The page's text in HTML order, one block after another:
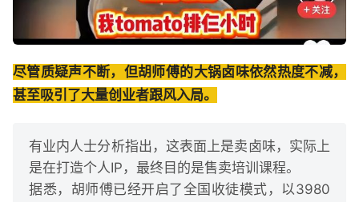
尽管质疑声不断，但胡师傅的大锅卤味依然热度不减，
甚至吸引了大量创业者跟风入局。
有业内人士分析指出，这表面上是卖卤味，实际上
是在打造个人IP，最终目的是售卖培训课程。
据悉，胡师傅已经开启了全国收徒模式，以3980